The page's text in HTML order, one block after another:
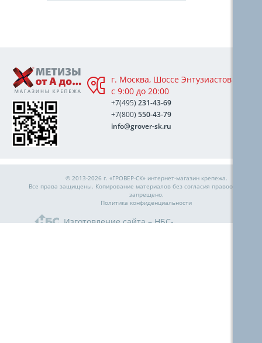
г. Москва, Шоссе Энтузиастов 76А,
с 9:00 до 20:00
+7(495) 231-43-69
+7(800) 550-43-79
info@grover-sk.ru
© 2013-2026 г. «ГРОВЕР-СК» интернет-магазин крепежа
Все права защищены. Копирование материалов без согласия
запрещено.
Политика конфиденциальности
Изготовление сайта – НБС-